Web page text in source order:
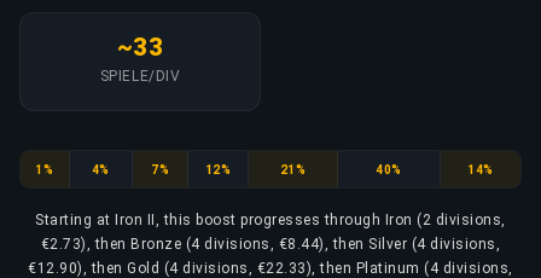
~33
SPIELE/DIV
Iron
1% Bronze
4% Silver
7% Gold
12% Platinum
21% Emerald
40% Diamond
14%
Starting at Iron II, this boost progresses through Iron (2 divisions,
€2.73), then Bronze (4 divisions, €8.44), then Silver (4 divisions,
€12.90), then Gold (4 divisions, €22.33), then Platinum (4 divisions,